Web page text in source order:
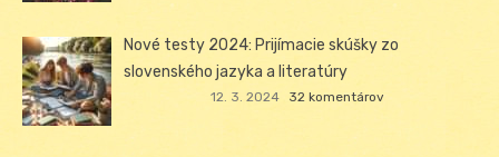
Nové testy 2024: Prijímacie skúšky zo
slovenského jazyka a literatúry
12. 3. 2024 32 komentárov